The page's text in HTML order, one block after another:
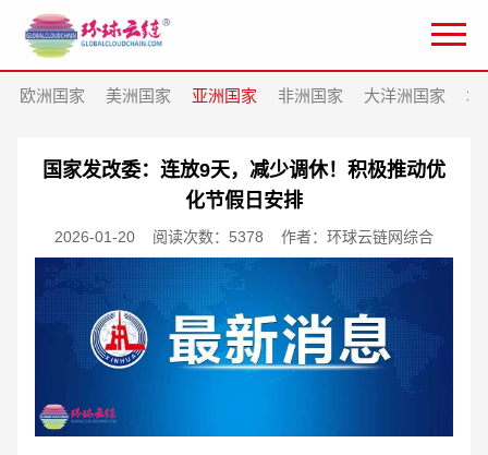
欧洲国家 美洲国家 亚洲国家 非洲国家 大洋洲国家 北
国家发改委：连放9天，减少调休！积极推动优
化节假日安排
2026-01-20 阅读次数：5378 作者：环球云链网综合